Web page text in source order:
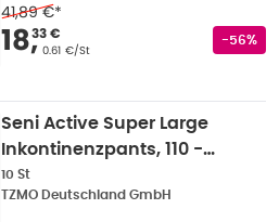
41,89 €*
Verkaufspreis
18,
33 €
Grundpreis
0.61 €/St
-56%
Seni Active Super Large
Inkontinenzpants, 110 -
135 cm, 1500 ml 10 St
10 St
TZMO Deutschland GmbH